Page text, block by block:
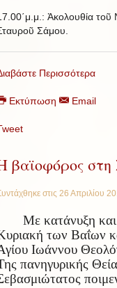
Ἀκολουθία τοῦ
Σάμου.
Περισσότερα
Εκτύπωση Email
βαϊοφόρος
στις 26 Απριλίου
Με κατάνυξη
των Βαΐων
Ιωάννου
πανηγυρικής